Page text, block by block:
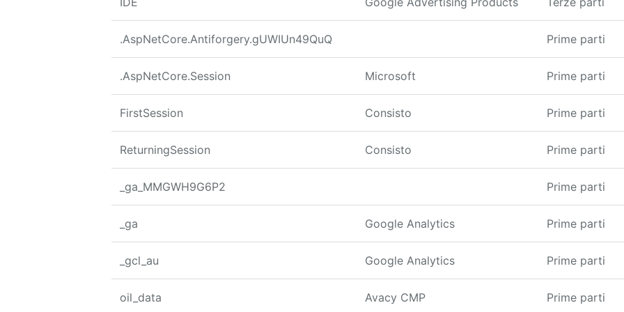
.AspNetCore.Antiforgery.gUWIUn49QuQ Prime parti
.AspNetCore.Session Microsoft Prime parti
FirstSession Consisto Prime parti
ReturningSession Consisto Prime parti
_ga_MMGWH9G6P2 Prime parti
_ga Google Analytics Prime parti
_gcl_au Google Analytics Prime parti
oil_data Avacy CMP Prime parti